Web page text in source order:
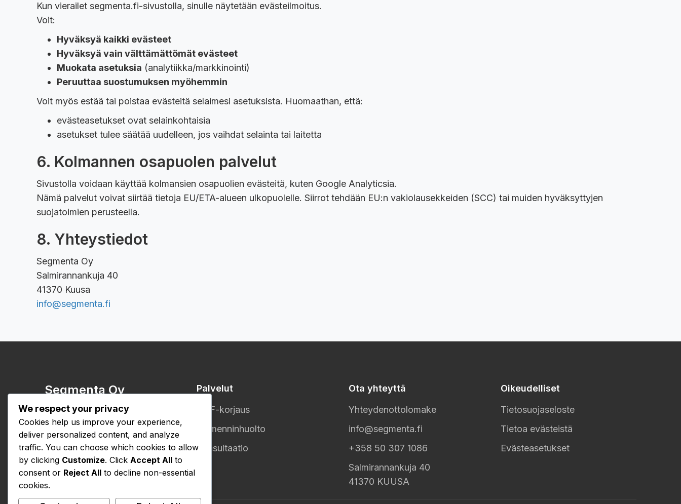
Kun vierailet segmenta.fi-sivustolla, sinulle näytetään evästeilmoitus.
Voit:
Hyväksyä kaikki evästeet
Hyväksyä vain välttämättömät evästeet
Muokata asetuksia (analytiikka/markkinointi)
Peruuttaa suostumuksen myöhemmin
Voit myös estää tai poistaa evästeitä selaimesi asetuksista. Huomaathan, että:
evästeasetukset ovat selainkohtaisia
asetukset tulee säätää uudelleen, jos vaihdat selainta tai laitetta
6. Kolmannen osapuolen palvelut
Sivustolla voidaan käyttää kolmansien osapuolien evästeitä, kuten Google Analyticsia.
Nämä palvelut voivat siirtää tietoja EU/ETA-alueen ulkopuolelle. Siirrot tehdään EU:n vakiolausekkeiden (SCC) tai muiden hyväksyttyjen
suojatoimien perusteella.
8. Yhteystiedot
Segmenta Oy
Salmirannankuja 40
41370 Kuusa
info@segmenta.fi
Segmenta Oy
Raskaan kaluston
pakokaasunpuhdistusjärjestelmi
en asiantuntija
Palvelut
DPF-korjaus
Vaimenninhuolto
Konsultaatio
Ota yhteyttä
Yhteydenottolomake
info@segmenta.fi
+358 50 307 1086
Salmirannankuja 40
41370 KUUSA
Oikeudelliset
Tietosuojaseloste
Tietoa evästeistä
Evästeasetukset
We respect your privacy
Cookies help us improve your experience,
deliver personalized content, and analyze
traffic. You can choose which cookies to allow
by clicking Customize. Click Accept All to
consent or Reject All to decline non-essential
cookies.